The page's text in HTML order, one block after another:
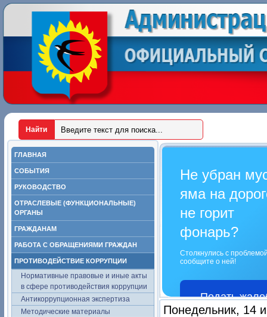
ГЛАВНАЯ
СОБЫТИЯ
РУКОВОДСТВО
ОТРАСЛЕВЫЕ (ФУНКЦИОНАЛЬНЫЕ)
ОРГАНЫ
ГРАЖДАНАМ
РАБОТА С ОБРАЩЕНИЯМИ ГРАЖДАН
ПРОТИВОДЕЙСТВИЕ КОРРУПЦИИ
Нормативные правовые и иные акты
в сфере противодействия коррупции
Антикоррупционная экспертиза
Методические материалы
Не убран
яма на
не горит
фонарь?
Столкнулись с
сообщите о ней!
Подать
Понедельник, 14